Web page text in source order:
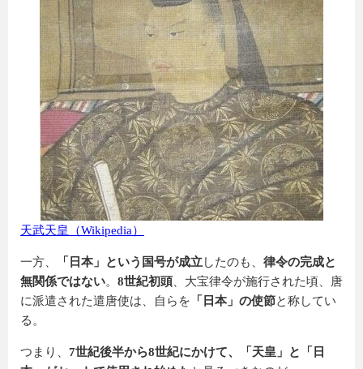
天武天皇（Wikipedia）
一方、 「日本」という国号が成立したのも、 律令の完成と
無関係ではない。 8世紀初頭 、大宝律令が施行された頃、唐
に派遣された遣唐使は、自らを 「日本」の使節と称してい
る。
つまり、 7世紀後半から8世紀にかけて、「天皇」と「日